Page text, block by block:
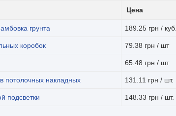
Цена
грунта 189.25 грн /
коробок 79.38 грн / шт
65.48 грн / шт
потолочных накладных 131.11 грн / шт.
подсветки 148.33 грн / шт.